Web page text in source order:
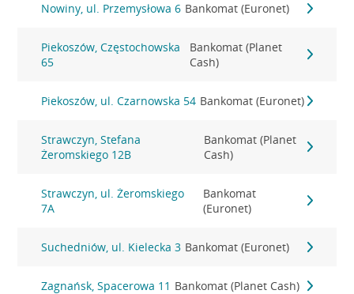
Nowiny, ul. Przemysłowa 6 Bankomat (Euronet)
Piekoszów, Częstochowska
65
Bankomat (Planet
Cash)
Piekoszów, ul. Czarnowska 54 Bankomat (Euronet)
Strawczyn, Stefana
Żeromskiego 12B
Bankomat (Planet
Cash)
Strawczyn, ul. Żeromskiego
7A
Bankomat
(Euronet)
Suchedniów, ul. Kielecka 3 Bankomat (Euronet)
Zagnańsk, Spacerowa 11 Bankomat (Planet Cash)